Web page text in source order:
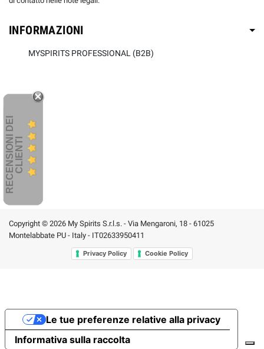
INFORMAZIONI
MYSPIRITS PROFESSIONAL (B2B)
R
E
C
E
N
S
I
ON
I
D
E
I
C
L
I
E
N
TI
Copyright © 2026 My Spirits S.r.l.s. - Via Mengaroni, 18 - 61025
Montelabbate PU - Italy - IT02633950411
Privacy Policy Cookie Policy
Informativa sulla raccolta
Le tue preferenze relative alla privacy